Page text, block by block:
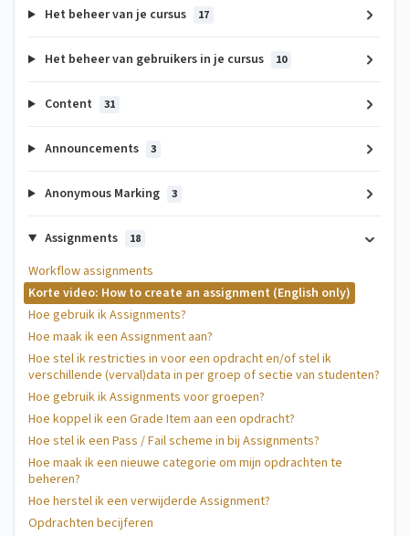
Het beheer van je cursus 17
Het beheer van gebruikers in je cursus 10
Content 31
Announcements 3
Anonymous Marking 3
Assignments 18
Workflow assignments
Korte video: How to create an assignment (English only)
Hoe gebruik ik Assignments?
Hoe maak ik een Assignment aan?
Hoe stel ik restricties in voor een opdracht en/of stel ik
verschillende (verval)data in per groep of sectie van studenten?
Hoe gebruik ik Assignments voor groepen?
Hoe koppel ik een Grade Item aan een opdracht?
Hoe stel ik een Pass / Fail scheme in bij Assignments?
Hoe maak ik een nieuwe categorie om mijn opdrachten te
beheren?
Hoe herstel ik een verwijderde Assignment?
Opdrachten becijferen